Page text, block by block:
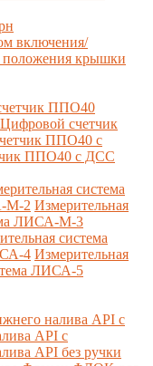
включения/
крышки
ППО40
Цифровой счетчик
ППО40 с
ППО40 с ДСС
система
М-2 Измерительная
ЛИСА-М-3
система
4 Измерительная
ЛИСА-5
налива API с
API с
API без ручки